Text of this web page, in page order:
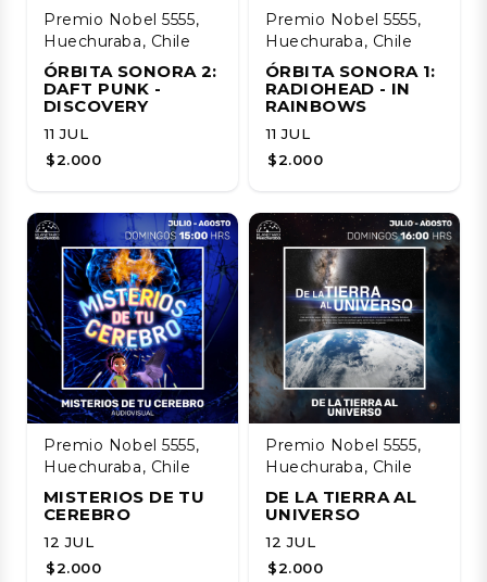
Premio Nobel 5555,
Huechuraba, Chile
ÓRBITA SONORA 2:
DAFT PUNK -
DISCOVERY
11 JUL
$2.000
Premio Nobel 5555,
Huechuraba, Chile
ÓRBITA SONORA 1:
RADIOHEAD - IN
RAINBOWS
11 JUL
$2.000
Premio Nobel 5555,
Huechuraba, Chile
MISTERIOS DE TU
CEREBRO
12 JUL
$2.000
Premio Nobel 5555,
Huechuraba, Chile
DE LA TIERRA AL
UNIVERSO
12 JUL
$2.000